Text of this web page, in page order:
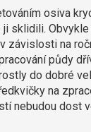
osiva
sklidili.
závislosti na
půdy
do dobré
na
nebudou dost